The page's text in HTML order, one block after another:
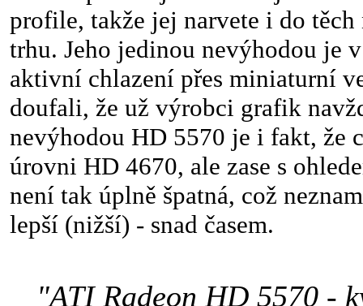
profile, takže jej narvete i do
trhu. Jeho jedinou nevýhodou je
aktivní chlazení přes miniaturní
doufali, že už výrobci grafik
nevýhodou HD 5570 je i fakt, že
úrovni HD 4670, ale zase s
není tak úplně špatná, což
lepší (nižší) - snad časem.
"ATI Radeon HD 5570 -